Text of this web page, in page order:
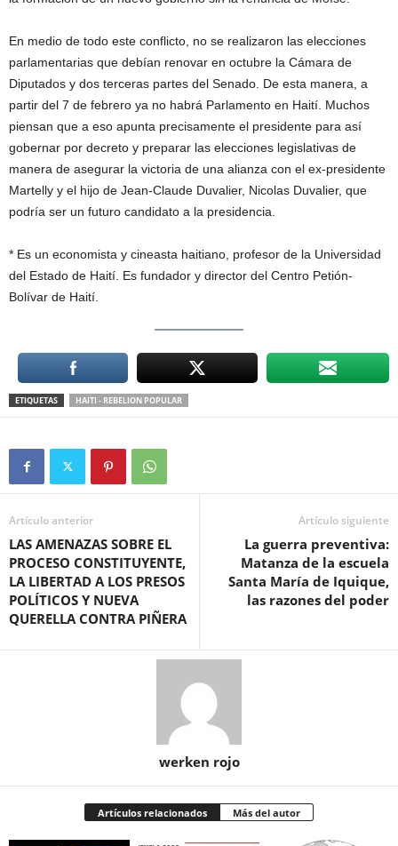
En medio de todo este conflicto, no se realizaron las elecciones
parlamentarias que debían renovar en octubre la Cámara de
Diputados y dos terceras partes del Senado. De esta manera, a
partir del 7 de febrero ya no habrá Parlamento en Haití. Muchos
piensan que a eso apunta precisamente el presidente para así
gobernar por decreto y preparar las elecciones legislativas de
manera de asegurar la victoria de una alianza con el ex-presidente
Martelly y el hijo de Jean-Claude Duvalier, Nicolas Duvalier, que
podría ser un futuro candidato a la presidencia.
* Es un economista y cineasta haitiano, profesor de la Universidad
del Estado de Haití. Es fundador y director del Centro Petión-
Bolívar de Haití.
ETIQUETAS HAITI - REBELION POPULAR
Artículo anterior
LAS AMENAZAS SOBRE EL
PROCESO CONSTITUYENTE,
LA LIBERTAD A LOS PRESOS
POLÍTICOS Y NUEVA
QUERELLA CONTRA PIÑERA
Artículo siguiente
La guerra preventiva:
Matanza de la escuela
Santa María de Iquique,
las razones del poder
werken rojo
Artículos relacionados Más del autor